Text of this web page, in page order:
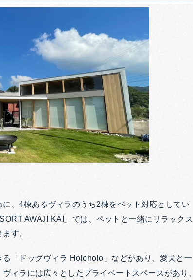
、4棟あるヴィラのうち2棟をペット対応としてい
AWAJI KAI」では、ペットと一緒にリラックス
す。
「ドッグヴィラ Holoholo」などがあり、愛犬と一
ィラには広々としたプライベートスペースがあり、